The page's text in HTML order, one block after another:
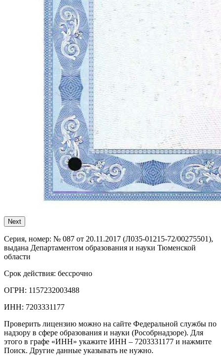
Next
Серия, номер: № 087 от 20.11.2017 (Л035-01215-72/00275501),
выдана Департаментом образования и науки Тюменской
области
Срок действия: бессрочно
ОГРН: 1157232003488
ИНН: 7203331177
Проверить лицензию можно на сайте Федеральной службы по
надзору в сфере образования и науки (Рособрнадзоре). Для
этого в графе «ИНН» укажите ИНН – 7203331177 и нажмите
Поиск. Другие данные указывать не нужно.